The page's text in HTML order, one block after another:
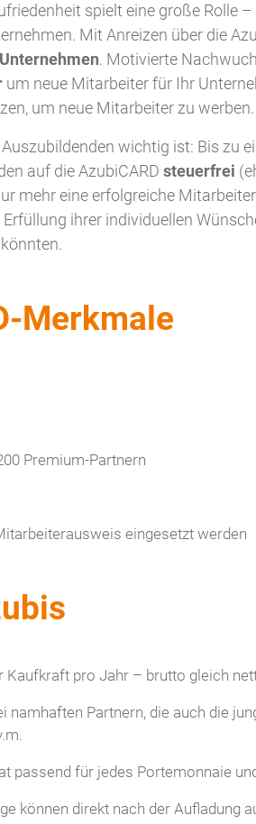
spielt eine große Rolle –
Mit Anreizen über die
. Motivierte
um neue Mitarbeiter für Ihr
um neue Mitarbeiter zu werben.
wichtig ist: Bis zu
auf die AzubiCARD steuerfrei
mehr eine erfolgreiche
ihrer individuellen
Merkmale
Premium-Partnern
eingesetzt werden
Kaufkraft pro Jahr – brutto gleich
Partnern, die auch die
passend für jedes Portemonnaie
können direkt nach der Aufladung